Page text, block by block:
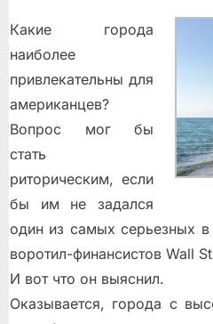
Какие города
наиболее
привлекательны для
американцев?
Вопрос мог бы
стать
риторическим, если
бы им не задался
один из самых серьезных
воротил-финансистов Wall
И вот что он выяснил.
Оказывается, города с